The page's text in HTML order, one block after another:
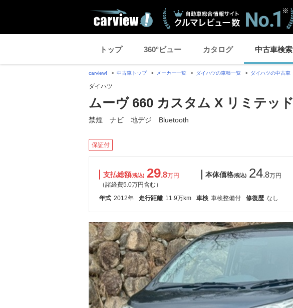
トップ 360°ビュー カタログ 中古車検索
carview! 中古車トップ メーカー一覧 ダイハツの車種一覧 ダイハツの中古車
ダイハツ
ムーヴ 660 カスタム X リミテッド
禁煙 ナビ 地デジ Bluetooth
保証付
支払総額(税込) 29.8万円
（諸経費5.0万円含む）
本体価格(税込) 24.8万円
年式 2012年 走行距離 11.9万km 車検 車検整備付 修復歴 なし